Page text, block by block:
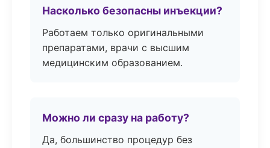
Насколько безопасны инъекции?
Работаем только оригинальными
препаратами, врачи с высшим
медицинским образованием.
Можно ли сразу на работу?
Да, большинство процедур без